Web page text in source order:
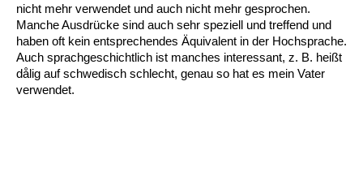
nicht mehr verwendet und auch nicht mehr gesprochen.
Manche Ausdrücke sind auch sehr speziell und treffend und
haben oft kein entsprechendes Äquivalent in der Hochsprache.
Auch sprachgeschichtlich ist manches interessant, z. B. heißt
dålig auf schwedisch schlecht, genau so hat es mein Vater
verwendet.